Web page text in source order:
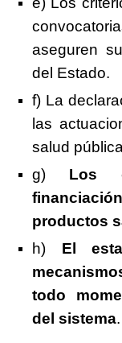
aseguren
del Estado.
f) La
las
salud
g) Los
productos
h) El
todo
del sistema.